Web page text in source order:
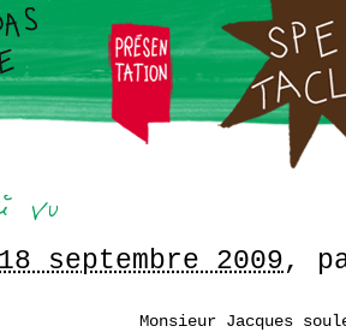
septembre 2009,
Monsieur Jacques